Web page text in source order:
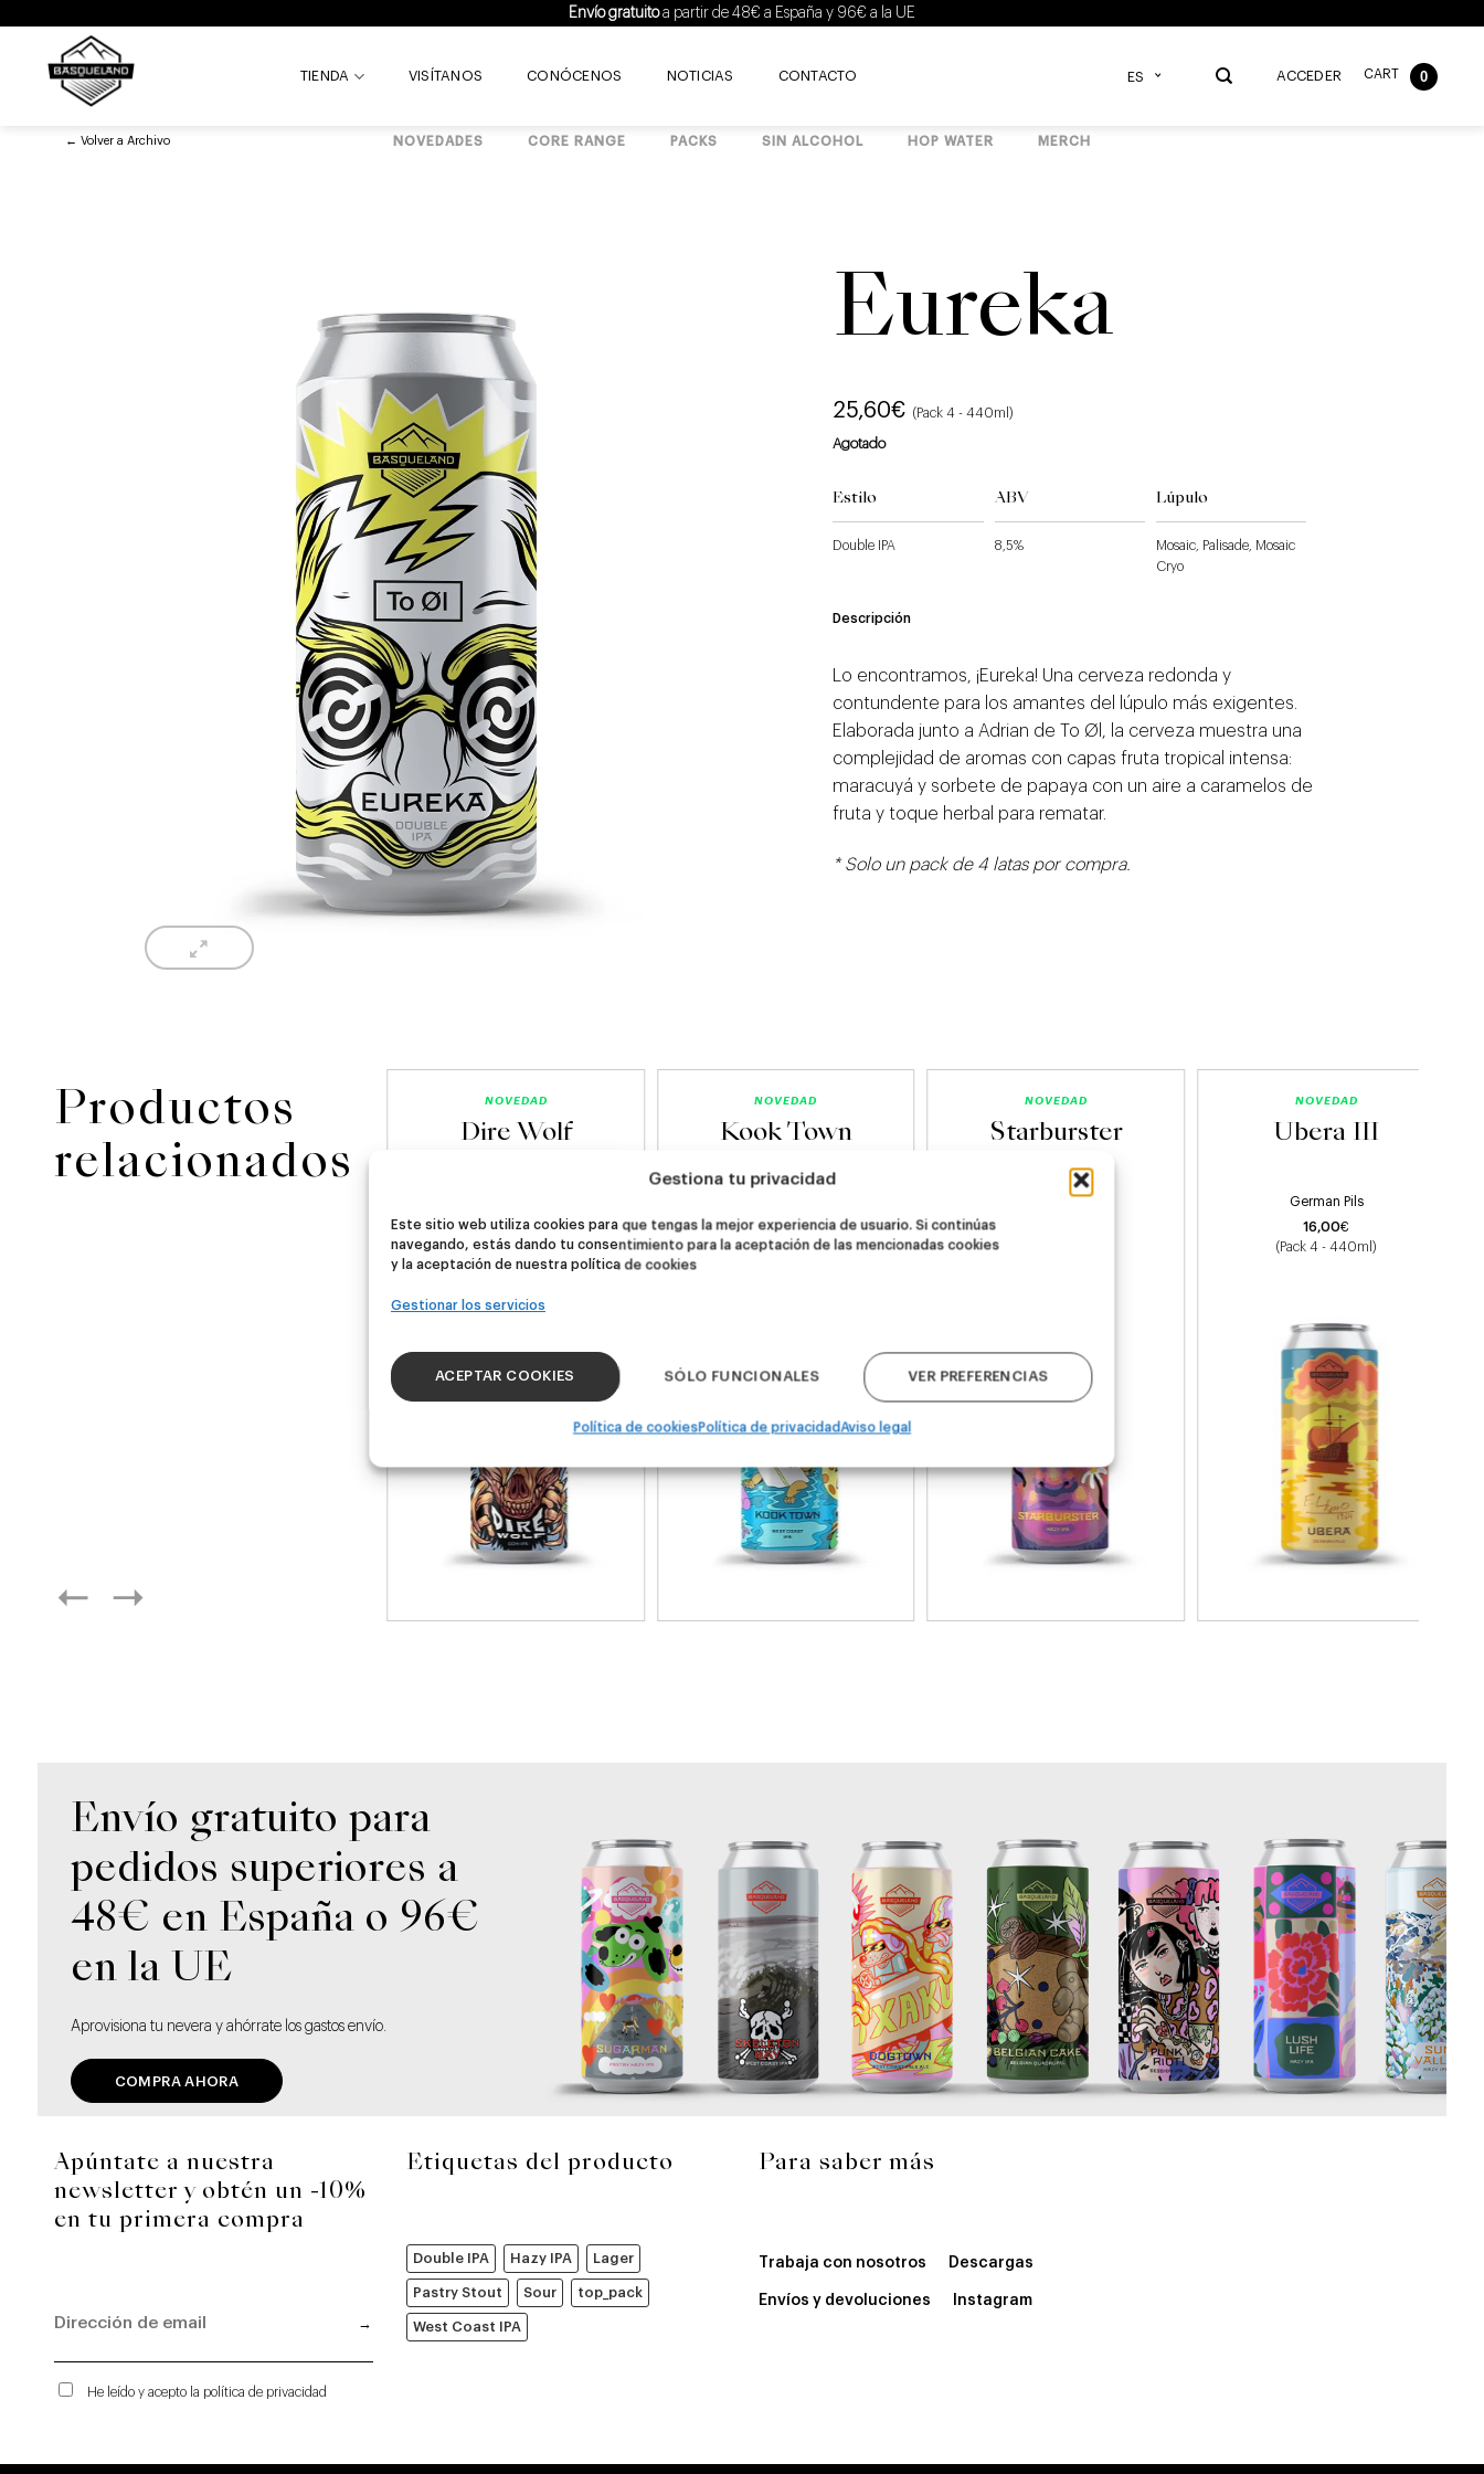
Gestiona tu privacidad
Este sitio web utiliza cookies para que tengas la mejor experiencia de usuario. Si continúas
navegando, estás dando tu consentimiento para la aceptación de las mencionadas cookies
y la aceptación de nuestra política de cookies
Gestionar los servicios
ACEPTAR COOKIES SÓLO FUNCIONALES VER PREFERENCIAS
Política de cookiesPolítica de privacidadAviso legal
content
Envío gratuitoa partir de 48€ a España y 96€ a la UE
TIENDA VISÍTANOS CONÓCENOS NOTICIAS CONTACTO ES ACCEDER CART 0
← Volver a Archivo NOVEDADES CORE RANGE PACKS SIN ALCOHOL HOP WATER MERCH
Eureka
25,60€ (Pack 4 - 440ml)
Agotado
Estilo
Double IPA
ABV
8,5%
Lúpulo
Mosaic, Palisade, Mosaic
Cryo
Descripción
Lo encontramos, ¡Eureka! Una cerveza redonda y
contundente para los amantes del lúpulo más exigentes.
Elaborada junto a Adrian de
To Øl , la cerveza muestra una
complejidad de aromas con capas fruta tropical intensa:
maracuyá y sorbete de papaya con un aire a caramelos de
fruta y toque herbal para rematar.
* Solo un pack de 4 latas por compra.
Productos
relacionados
NOVEDAD
Dire Wolf
24,00 €
(Pack 4 - 440ml)
NOVEDAD
Kook Town
20,00€
(Pack 4 - 440ml)
NOVEDAD
Starburster
Hazy IPA
NOVEDAD
Ubera III
German Pils
16,00€
(Pack 4 - 440ml)
NOVEDAD
Envío gratuito para
pedidos superiores a
48€ en España o 96€
en la UE
Aprovisiona tu nevera y ahórrate los gastos envío.
COMPRA AHORA
Apúntate a nuestra
newsletter y obtén un -10%
en tu primera compra
He leído y acepto la política de privacidad
Etiquetas del producto
Double IPA Hazy IPA Lager
Pastry Stout Sour top_pack
West Coast IPA
Para saber más
Trabaja con nosotros Descargas
Envíos y devoluciones Instagram